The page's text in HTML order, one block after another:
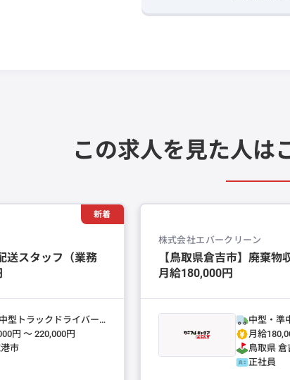
この求人を見た人は
新着
送スタッフ（業務
型トラックドライバー
円 〜 220,000円
市
株式会社エバークリーン
【鳥取県倉吉市】廃棄物
月給180,000円
中型・準
(4t～)
月給
鳥取県 倉
正社員